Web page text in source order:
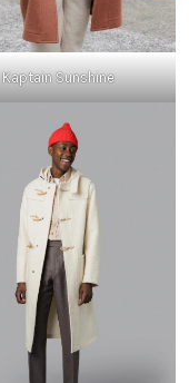
Kaptain Sunshine